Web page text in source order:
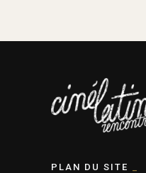
PLAN DU SITE